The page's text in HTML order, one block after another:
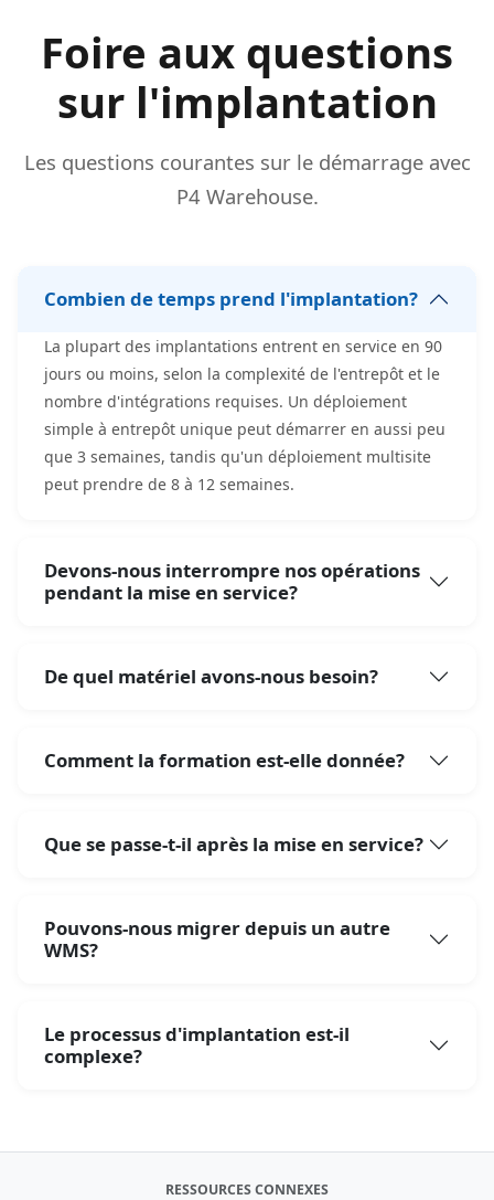
Foire aux questions
sur l'implantation
Les questions courantes sur le démarrage avec
P4 Warehouse.
Combien de temps prend l'implantation?
La plupart des implantations entrent en service en 90
jours ou moins, selon la complexité de l'entrepôt et le
nombre d'intégrations requises. Un déploiement
simple à entrepôt unique peut démarrer en aussi peu
que 3 semaines, tandis qu'un déploiement multisite
peut prendre de 8 à 12 semaines.
Devons-nous interrompre nos opérations
pendant la mise en service?
De quel matériel avons-nous besoin?
Comment la formation est-elle donnée?
Que se passe-t-il après la mise en service?
Pouvons-nous migrer depuis un autre
WMS?
Le processus d'implantation est-il
complexe?
RESSOURCES CONNEXES